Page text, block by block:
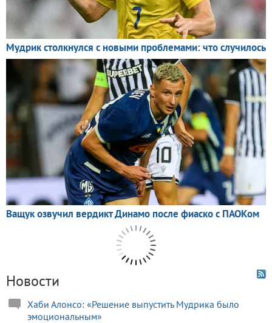
Новости
Хаби Алонсо: «Решение выпустить Мудрика было
эмоциональным»